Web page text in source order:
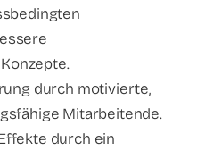
durch motivierte,
Mitarbeitende.
durch ein